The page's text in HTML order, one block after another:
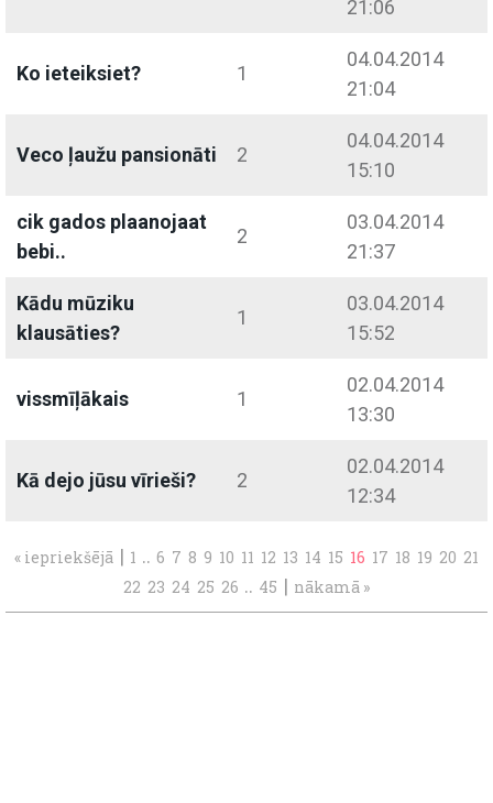
21:06
Ko ieteiksiet? 1
04.04.2014
21:04
Veco ļaužu pansionāti 2
04.04.2014
15:10
cik gados plaanojaat
bebi..
2
03.04.2014
21:37
Kādu mūziku
klausāties?
1
03.04.2014
15:52
vissmīļākais 1
02.04.2014
13:30
Kā dejo jūsu vīrieši? 2
02.04.2014
12:34
« iepriekšējā | 1 .. 6 7 8 9 10 11 12 13 14 15 16 17 18 19 20 21
22 23 24 25 26 .. 45 | nākamā »